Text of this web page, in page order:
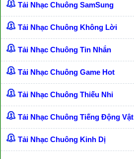
Tải Nhạc Chuông SamSung
Tải Nhạc Chuông Không Lời
Tải Nhạc Chuông Tin Nhắn
Tải Nhạc Chuông Game Hot
Tải Nhạc Chuông Thiếu Nhi
Tải Nhạc Chuông Tiếng Động Vật
Tải Nhạc Chuông Kinh Dị